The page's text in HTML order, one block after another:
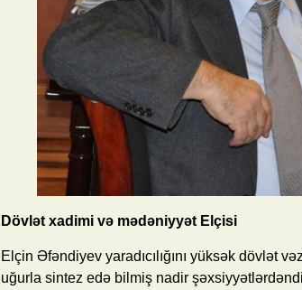
Dövlət xadimi və mədəniyyət Elçisi
Elçin Əfəndiyev yaradıcılığını yüksək dövlət
uğurla sintez edə bilmiş nadir